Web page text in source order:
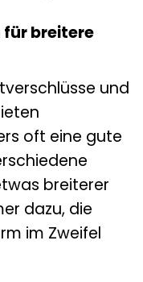
für breitere
und
oft eine gute
breiterer
dazu, die
im Zweifel